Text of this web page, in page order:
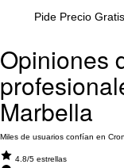
Pide Precio Gratis
Opiniones
Marbella
Miles de usuarios confían en
4.8/5 estrellas